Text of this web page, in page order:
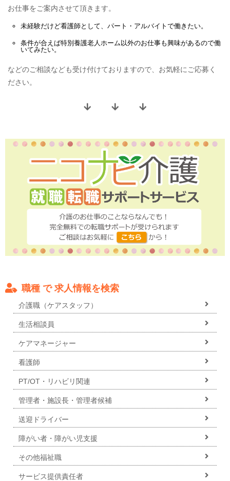
お仕事をご案内させて頂きます。
未経験だけど看護師として、 パート・アルバイト で働きたい。
条件が合えば特別養護老人ホーム以外のお仕事も興味があるので働
いてみたい。
などのご相談なども受け付けておりますので、お気軽にご応募く
ださい。
職種 で 求人情報を検索
介護職（ケアスタッフ）
生活相談員
ケアマネージャー
看護師
PT/OT・リハビリ関連
管理者・施設長・管理者候補
送迎ドライバー
障がい者・障がい児支援
その他福祉職
サービス提供責任者